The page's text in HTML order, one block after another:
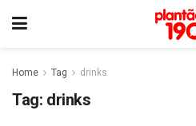
Home Tag drinks
Tag: drinks